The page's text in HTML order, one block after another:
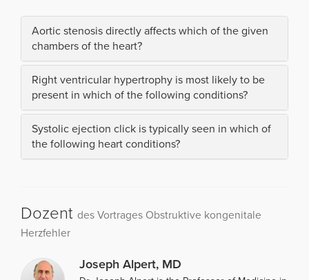
Aortic stenosis directly affects which of the given
chambers of the heart?
Right ventricular hypertrophy is most likely to be
present in which of the following conditions?
Systolic ejection click is typically seen in which of
the following heart conditions?
Dozent des Vortrages Obstruktive kongenitale
Herzfehler
Joseph Alpert, MD